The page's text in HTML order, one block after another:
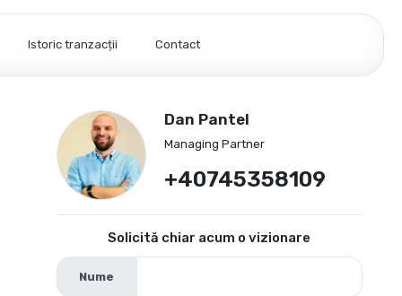
Istoric tranzacții Contact
Dan Pantel
Managing Partner
+40745358109
Solicită chiar acum o vizionare
Nume